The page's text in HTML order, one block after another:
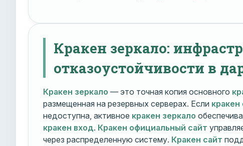
Кракен зеркало:
отказоустойчивости в
Кракен зеркало — это точная копия основного
размещенная на резервных серверах. Если кракен
недоступна, активное кракен зеркало
кракен вход. Кракен официальный сайт
через распределенную систему. Кракен сайт